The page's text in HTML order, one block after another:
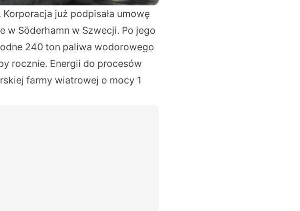
już podpisała umowę
w Söderhamn w Szwecji. Po jego
240 ton paliwa wodorowego
rocznie. Energii do procesów
farmy wiatrowej o mocy 1